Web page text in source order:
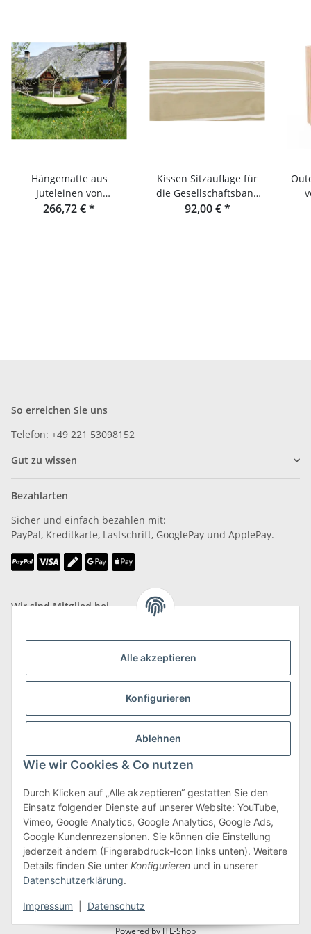
Alle akzeptieren
Konfigurieren
Ablehnen
Wie wir Cookies & Co nutzen
Durch Klicken auf „Alle akzeptieren“ gestatten Sie den
Einsatz folgender Dienste auf unserer Website: YouTube,
Vimeo, Google Analytics, Google Analytics, Google Ads,
Google Kundenrezensionen. Sie können die Einstellung
jederzeit ändern (Fingerabdruck-Icon links unten). Weitere
Details finden Sie unter Konfigurieren und in unserer
Datenschutzerklärung.
Impressum Datenschutz
Hängematte aus
Juteleinen von
Raumgestalt
266,72 €*
Kissen Sitzauflage für
die Gesellschaftsbank
von raumgestalt
92,00 €*
So erreichen Sie uns
Telefon: +49 221 53098152
Gut zu wissen
Bezahlarten
Sicher und einfach bezahlen mit:
PayPal, Kreditkarte, Lastschrift, GooglePay und ApplePay.
Wir sind Mitglied bei
mehr zu Versand & Retoure
Gesetzliche Informationen
Vertrag widerrufen
Powered byJTL-Shop